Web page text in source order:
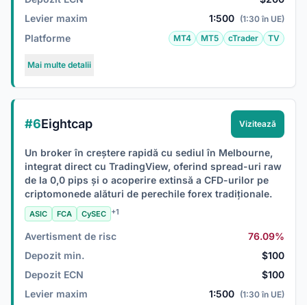
Levier maxim
1:500 (1:30 în UE)
Platforme MT4 MT5 cTrader TV
Mai multe detalii
#6Eightcap Vizitează
Un broker în creștere rapidă cu sediul în Melbourne,
integrat direct cu TradingView, oferind spread-uri raw
de la 0,0 pips și o acoperire extinsă a CFD-urilor pe
criptomonede alături de perechile forex tradiționale.
ASIC FCA CySEC +1
Avertisment de risc
76.09%
Depozit min.
$100
Depozit ECN
$100
Levier maxim
1:500 (1:30 în UE)